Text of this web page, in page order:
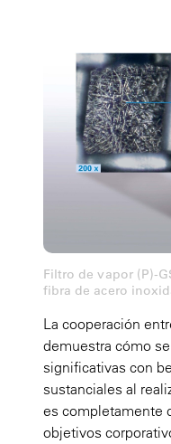
Filtro de vapor (P)-
fibra de acero
La cooperación
demuestra cómo
significativas con
sustanciales al
es completamente
objetivos